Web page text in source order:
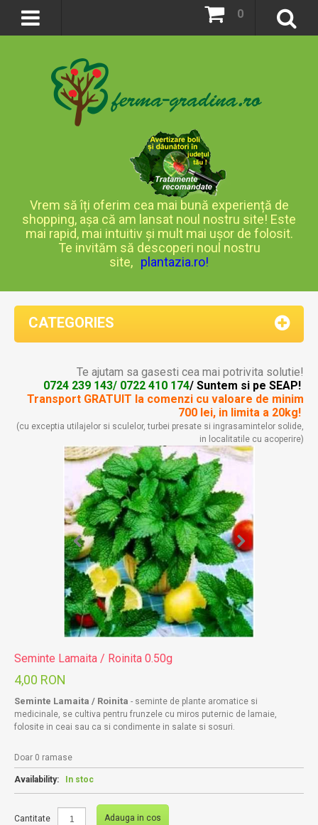
0
Vrem să îți oferim cea mai bună experiență de
shopping, așa că am lansat noul nostru site! Este
mai rapid, mai intuitiv și mult mai ușor de folosit.
Te invităm să descoperi noul nostru
site, plantazia.ro!
CATEGORIES
Te ajutam sa gasesti cea mai potrivita solutie!
0724 239 143/ 0722 410 174/ Suntem si pe SEAP!
Transport GRATUIT la comenzi cu valoare de minim
700 lei, in limita a 20kg!
(cu exceptia utilajelor si sculelor, turbei presate si ingrasamintelor solide,
in localitatile cu acoperire)
Seminte Lamaita / Roinita 0.50g
4,00 RON
Seminte Lamaita / Roinita - seminte de plante aromatice si
medicinale, se cultiva pentru frunzele cu miros puternic de lamaie,
folosite in ceai sau ca si condimente in salate si sosuri.
Doar 0 ramase
Availability: In stoc
Cantitate Adauga in cos